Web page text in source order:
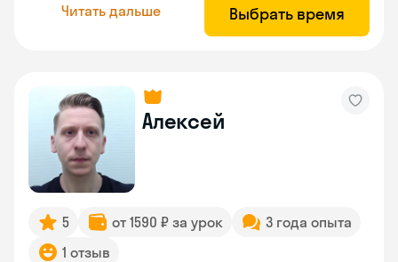
Читать дальше Выбрать время
Алексей
5 от 1590 ₽ за урок
3 года опыта
1 отзыв